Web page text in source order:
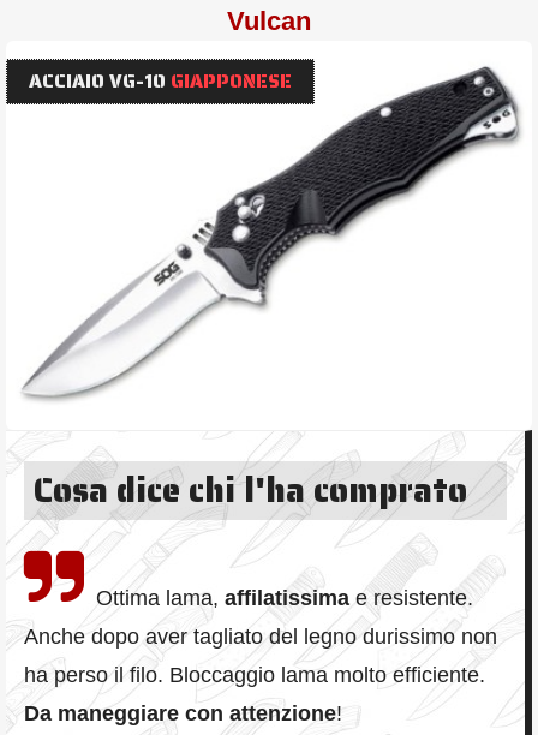
Vulcan
ACCIAIO VG-10 GIAPPONESE
Cosa dice chi l'ha comprato
Ottima lama, affilatissima e resistente.
Anche dopo aver tagliato del legno durissimo non
ha perso il filo. Bloccaggio lama molto efficiente.
Da maneggiare con attenzione!